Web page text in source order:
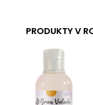
PRODUKTY V